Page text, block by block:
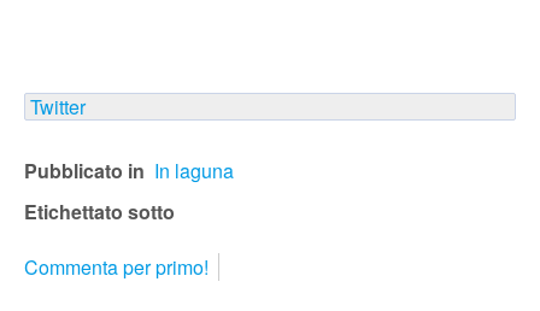
Twitter
Pubblicato in In laguna
Etichettato sotto
Commenta per primo!